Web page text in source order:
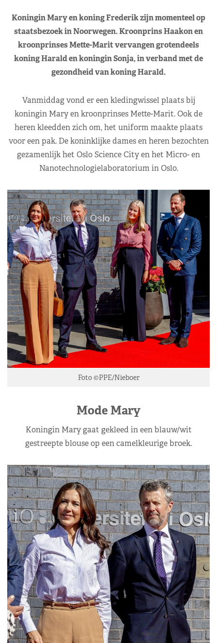
Koningin Mary en koning Frederik zijn momenteel op
staatsbezoek in Noorwegen. Kroonprins Haakon en
kroonprinses Mette-Marit vervangen grotendeels
koning Harald en koningin Sonja, in verband met de
gezondheid van koning Harald.
Vanmiddag vond er een kledingwissel plaats bij
koningin Mary en kroonprinses Mette-Marit. Ook de
heren kleedden zich om, het uniform maakte plaats
voor een pak. De koninklijke dames en heren bezochten
gezamenlijk het Oslo Science City en het Micro- en
Nanotechnologielaboratorium in Oslo.
Foto ©PPE/Nieboer
Mode Mary
Koningin Mary gaat gekleed in een blauw/wit
gestreepte blouse op een camelkleurige broek.